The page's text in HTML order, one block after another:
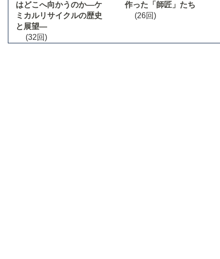
はどこへ向かうのか―ケ
ミカルリサイクルの歴史
と展望―
(32回)
作った「師匠」たち
(26回)